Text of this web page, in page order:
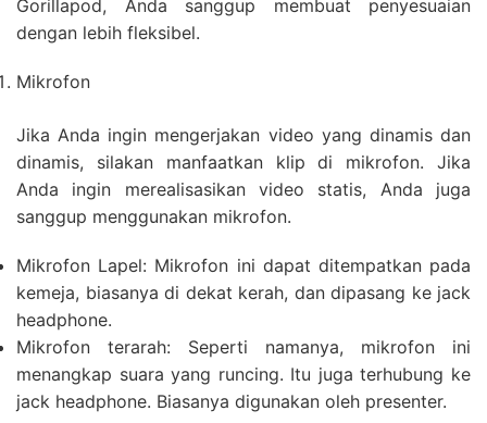
Gorillapod, Anda sanggup membuat penyesuaian
dengan lebih fleksibel.
Mikrofon
Jika Anda ingin mengerjakan video yang dinamis dan
dinamis, silakan manfaatkan klip di mikrofon. Jika
Anda ingin merealisasikan video statis, Anda juga
sanggup menggunakan mikrofon.
Mikrofon Lapel: Mikrofon ini dapat ditempatkan pada
kemeja, biasanya di dekat kerah, dan dipasang ke jack
headphone.
Mikrofon terarah: Seperti namanya, mikrofon ini
menangkap suara yang runcing. Itu juga terhubung ke
jack headphone. Biasanya digunakan oleh presenter.